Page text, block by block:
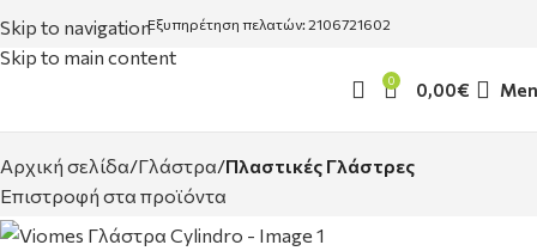
Skip to navigation
Skip to main content
Εξυπηρέτηση πελατών: 2106721602
0 0,00€
Αρχική σελίδα Γλάστρα Πλαστικές Γλάστρες
Επιστροφή στα προϊόντα